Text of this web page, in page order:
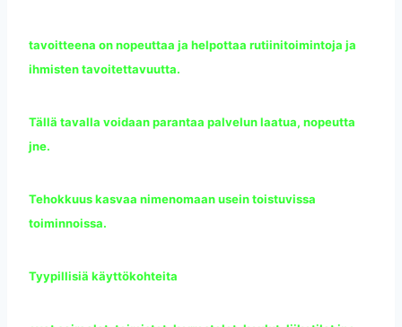
tavoitteena on nopeuttaa ja helpottaa rutiinitoimintoja ja
ihmisten tavoitettavuutta.
Tällä tavalla voidaan parantaa palvelun laatua, nopeutta
jne.
Tehokkuus kasvaa nimenomaan usein toistuvissa
toiminnoissa.
Tyypillisiä käyttökohteita